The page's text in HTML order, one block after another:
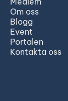
Om oss
Blogg
Event
Portalen
Kontakta oss